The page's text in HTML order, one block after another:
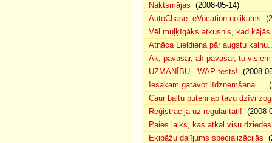
Naktsmājas (2008-05-14)
AutoChase: eVocation nolikums
Vēl muļķīgāks atkusnis, kad
Atnāca Lieldiena pār augstu
Ak, pavasar, ak pavasar, tu
UZMANĪBU - WAP tests! (2008-
Iesakam gatavot līdzņemšanai...
Caur baltu puteni ap tavu dzīvi
Reģistrācija uz regularitāti! (2008-
Paies laiks, kas atkal visu
Ekipāžu dalījums specializācijās